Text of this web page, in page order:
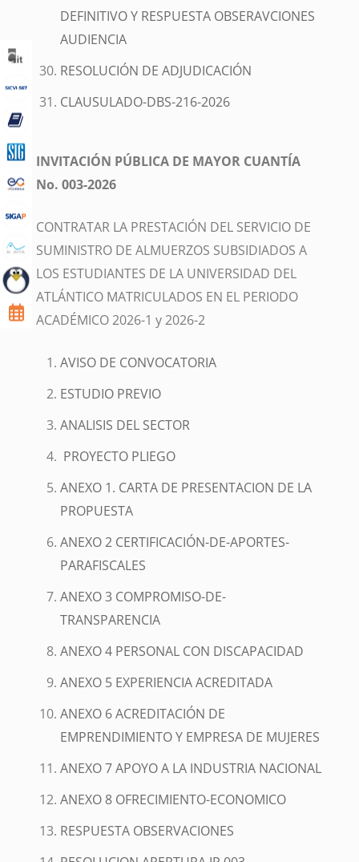
DEFINITIVO Y RESPUESTA OBSERAVCIONES
AUDIENCIA
RESOLUCIÓN DE ADJUDICACIÓN
CLAUSULADO-DBS-216-2026
INVITACIÓN PÚBLICA DE MAYOR CUANTÍA
No. 003-2026
CONTRATAR LA PRESTACIÓN DEL SERVICIO DE
SUMINISTRO DE ALMUERZOS SUBSIDIADOS A
LOS ESTUDIANTES DE LA UNIVERSIDAD DEL
ATLÁNTICO MATRICULADOS EN EL PERIODO
ACADÉMICO 2026-1 y 2026-2
AVISO DE CONVOCATORIA
ESTUDIO PREVIO
ANALISIS DEL SECTOR
PROYECTO PLIEGO
ANEXO 1. CARTA DE PRESENTACION DE LA
PROPUESTA
ANEXO 2 CERTIFICACIÓN-DE-APORTES-
PARAFISCALES
ANEXO 3 COMPROMISO-DE-
TRANSPARENCIA
ANEXO 4 PERSONAL CON DISCAPACIDAD
ANEXO 5 EXPERIENCIA ACREDITADA
ANEXO 6 ACREDITACIÓN DE
EMPRENDIMIENTO Y EMPRESA DE MUJERES
ANEXO 7 APOYO A LA INDUSTRIA NACIONAL
ANEXO 8 OFRECIMIENTO-ECONOMICO
RESPUESTA OBSERVACIONES